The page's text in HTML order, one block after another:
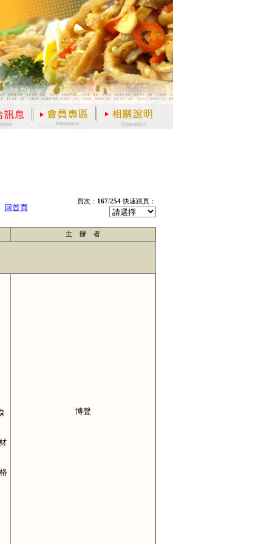
回首頁
頁次： 167/254快速跳頁：
主 辦 者
博聲